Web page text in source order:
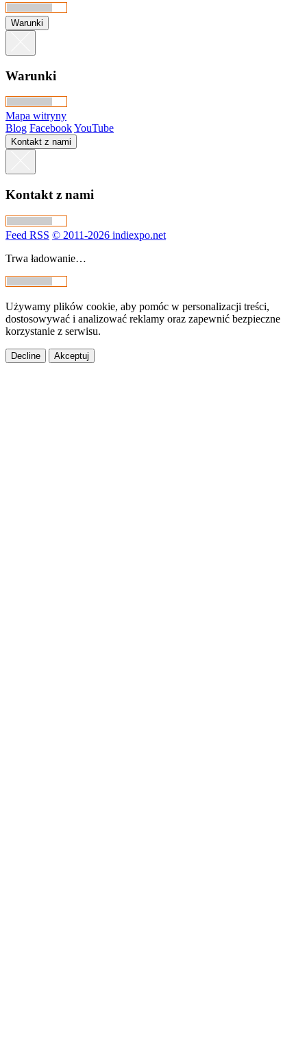
Warunki
Warunki
Mapa witryny
Blog FacebookYouTube
Kontakt z nami
Kontakt z nami
Feed RSS © 2011-2026 indiexpo.net
Trwa ładowanie…
Używamy plików cookie, aby pomóc w personalizacji treści,
dostosowywać i analizować reklamy oraz zapewnić bezpieczne
korzystanie z serwisu.
Decline Akceptuj